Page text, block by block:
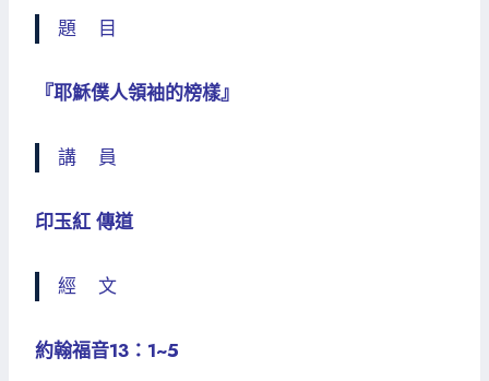
題 目
『耶穌僕人領袖的榜樣』
講 員
印玉紅 傳道
經 文
約翰福音13：1~5